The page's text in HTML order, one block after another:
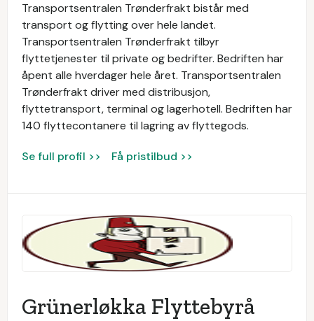
Transportsentralen Trønderfrakt bistår med
transport og flytting over hele landet.
Transportsentralen Trønderfrakt tilbyr
flyttetjenester til private og bedrifter. Bedriften har
åpent alle hverdager hele året. Transportsentralen
Trønderfrakt driver med distribusjon,
flyttetransport, terminal og lagerhotell. Bedriften har
140 flyttecontanere til lagring av flyttegods.
Se full profil >> Få pristilbud >>
Grünerløkka Flyttebyrå